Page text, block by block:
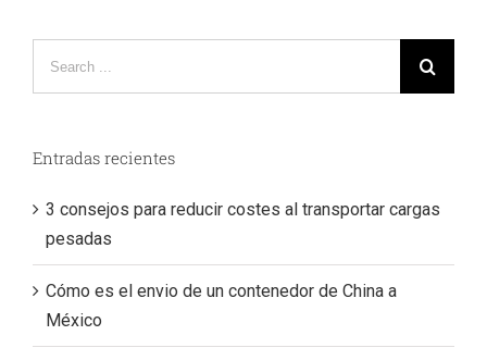
Entradas recientes
3 consejos para reducir costes al transportar cargas
pesadas
Cómo es el envio de un contenedor de China a
México